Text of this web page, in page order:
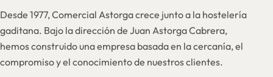
Desde 1977, Comercial Astorga crece junto a la hostelería
gaditana. Bajo la dirección de Juan Astorga Cabrera,
hemos construido una empresa basada en la cercanía, el
compromiso y el conocimiento de nuestros clientes.